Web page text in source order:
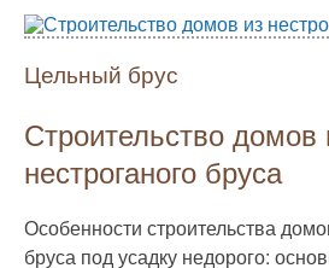
Цельный брус
Строительство домов
нестроганого бруса
Особенности строительства
бруса под усадку недорого: